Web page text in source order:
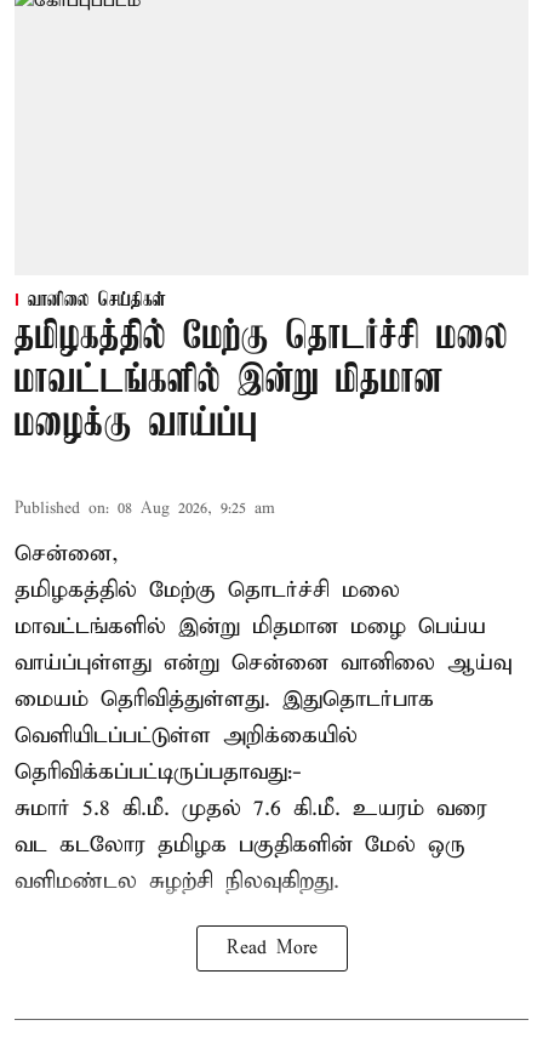
வானிலை செய்திகள்
தமிழகத்தில் மேற்கு தொடர்ச்சி மலை
மாவட்டங்களில் இன்று மிதமான
மழைக்கு வாய்ப்பு
Published on: 08 Aug 2026, 9:25 am
சென்னை,
தமிழகத்தில் மேற்கு தொடர்ச்சி மலை
மாவட்டங்களில் இன்று மிதமான மழை பெய்ய
வாய்ப்புள்ளது என்று சென்னை வானிலை ஆய்வு
மையம் தெரிவித்துள்ளது. இதுதொடர்பாக
வெளியிடப்பட்டுள்ள அறிக்கையில்
தெரிவிக்கப்பட்டிருப்பதாவது:-
சுமார் 5.8 கி.மீ. முதல் 7.6 கி.மீ. உயரம் வரை
வட கடலோர தமிழக பகுதிகளின் மேல் ஒரு
வளிமண்டல சுழற்சி நிலவுகிறது.
Read More